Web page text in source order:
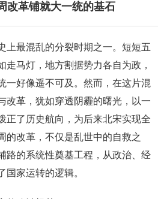
改革铺就大一统的基石
上最混乱的分裂时期之一。短短五
走马灯，地方割据势力各自为政，
一好像遥不可及。然而，在这片混
改革，犹如穿透阴霾的曙光，以一
正了历史航向，为后来北宋实现全
的改革，不仅是乱世中的自救之
路的系统性奠基工程，从政治、经
国家运转的逻辑。